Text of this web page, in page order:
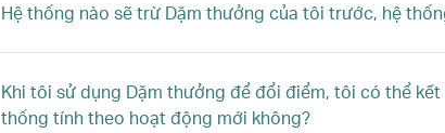
Hệ thống nào sẽ trừ Dặm thưởng của tôi trước, hệ
Khi tôi sử dụng Dặm thưởng để đổi điểm, tôi có thể
thống tính theo hoạt động mới không?